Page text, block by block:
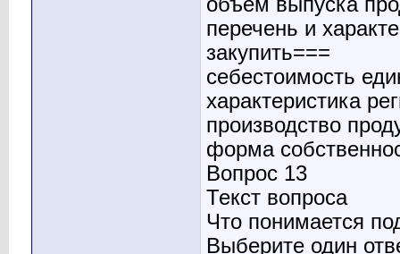
перечень и
закупить===
себестоимость
характеристика
производство
форма
Вопрос 13
Текст вопроса
Что понимается
Выберите один